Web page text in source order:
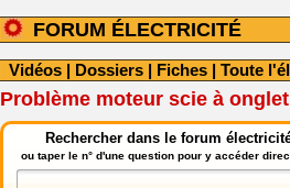
FORUM ÉLECTRICITÉ
Vidéos | Dossiers | Fiches | Toute
Problème moteur scie à onglet
Rechercher dans le forum
ou taper le n° d'une question pour y accéder